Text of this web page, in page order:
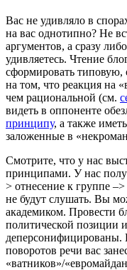
Вас не удивляло в
на вас однотипно? Не
аргументов, а сразу
удивляетесь. Чтение
сформировать
на том, что реакция на
чем рациональной (см.
видеть в оппоненте
принципу, а также
заложенные в
Смотрите, что у нас
принципами. У нас
> отнесение к группе
не будут слушать. Вы
академиком. Провести
политической позиции
деперсонифицированы.
поворотов речи вас
«ватников»/